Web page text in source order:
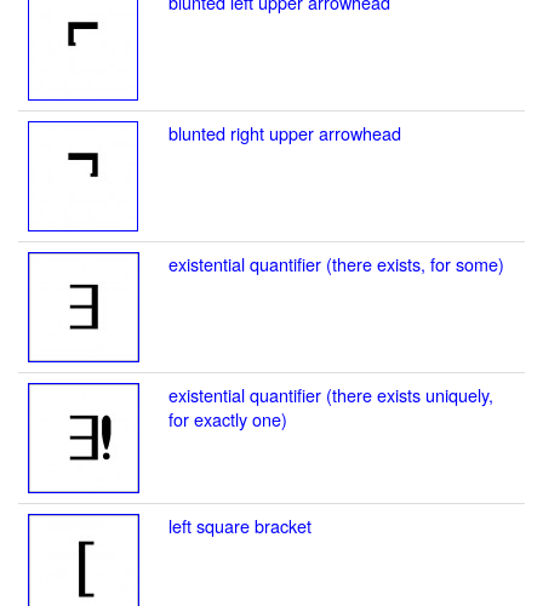
blunted right upper arrowhead
existential quantifier (there exists, for some)
existential quantifier (there exists uniquely,
for exactly one)
left square bracket